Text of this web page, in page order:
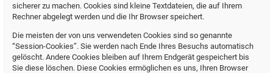
sicherer zu machen. Cookies sind kleine Textdateien, die auf Ihrem
Rechner abgelegt werden und die Ihr Browser speichert.
Die meisten der von uns verwendeten Cookies sind so genannte
“Session-Cookies”. Sie werden nach Ende Ihres Besuchs automatisch
gelöscht. Andere Cookies bleiben auf Ihrem Endgerät gespeichert bis
Sie diese löschen. Diese Cookies ermöglichen es uns, Ihren Browser